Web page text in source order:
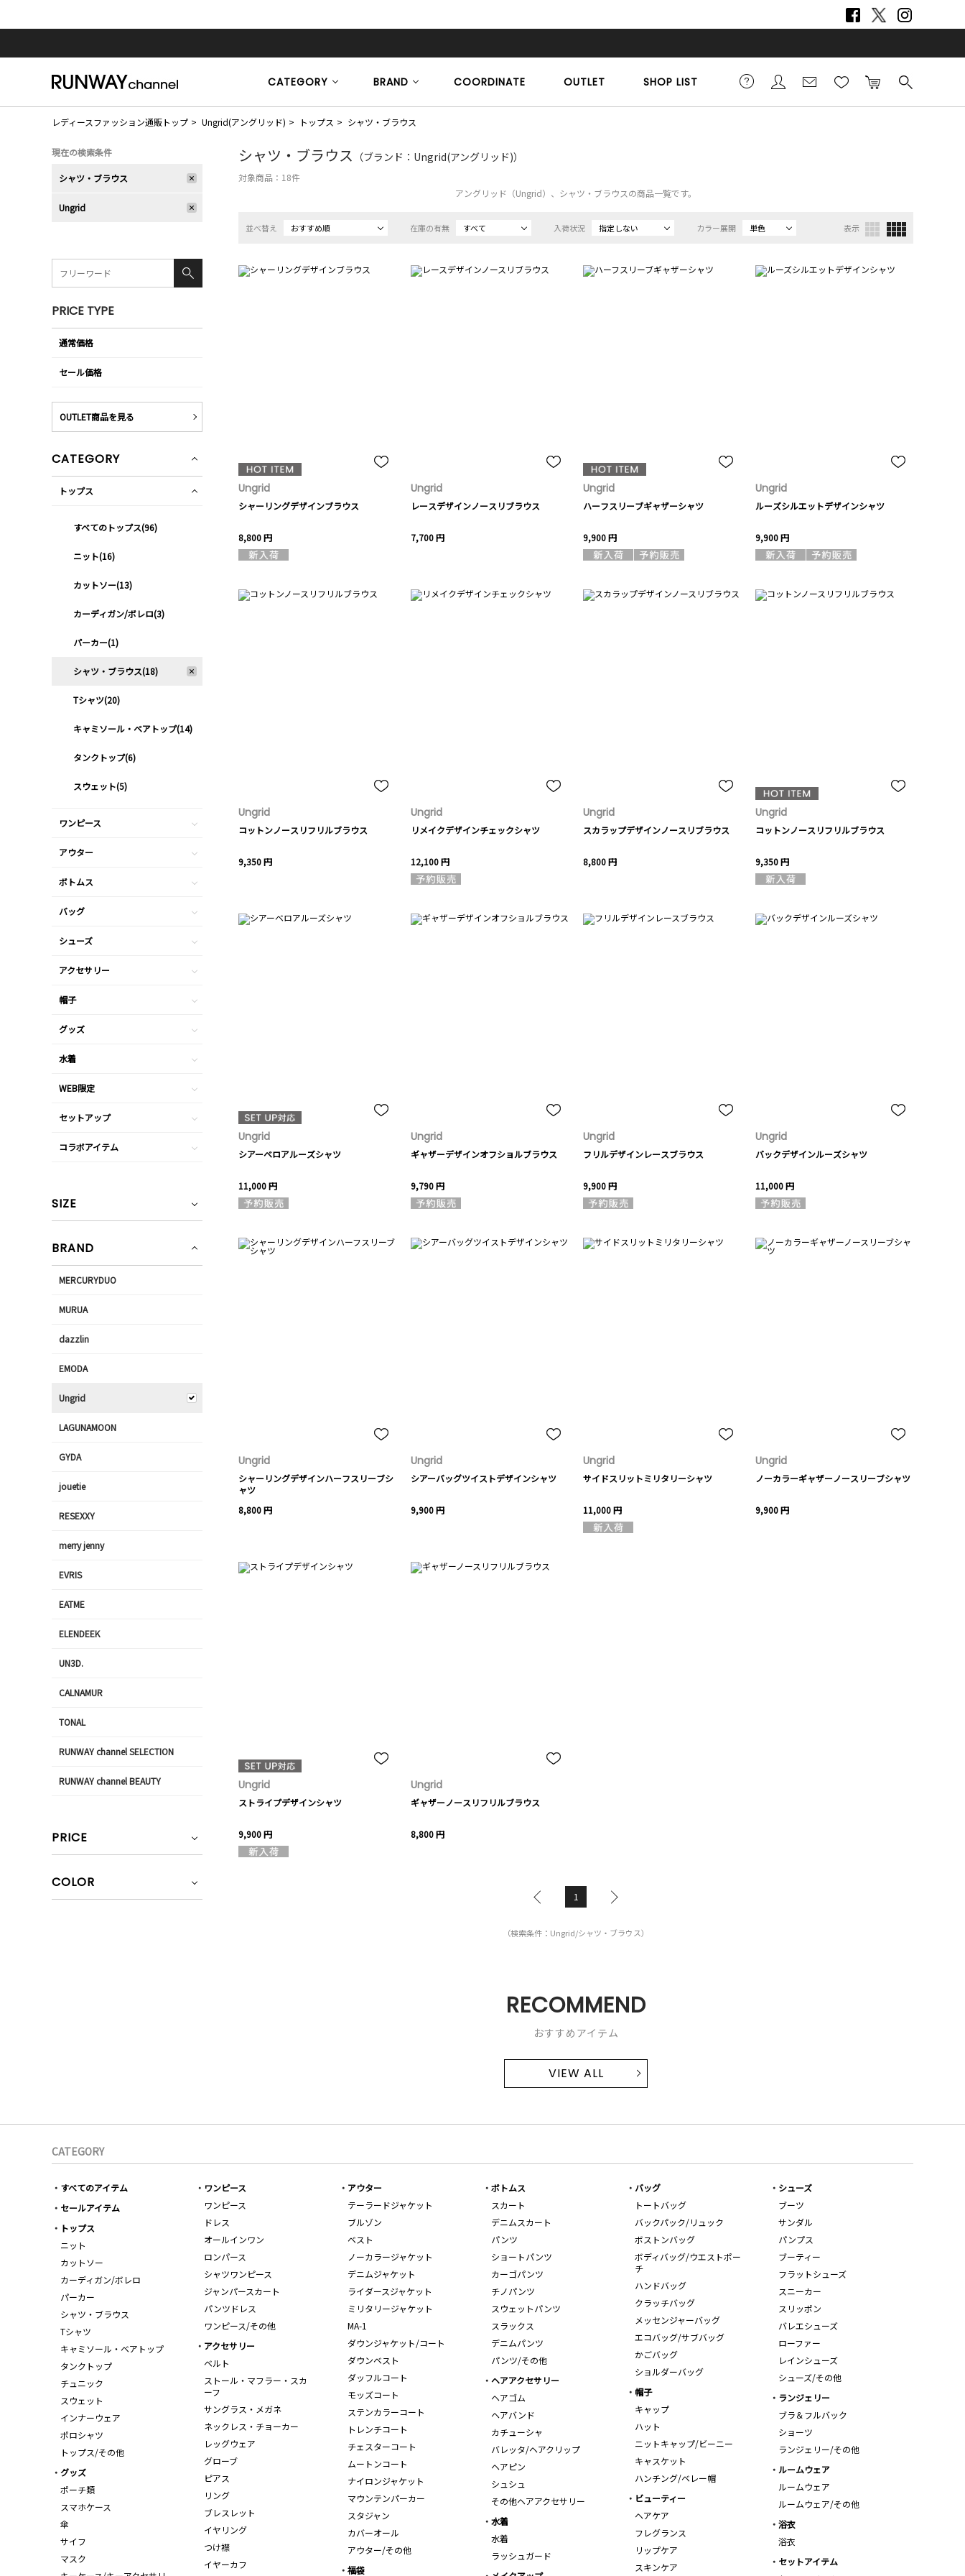
CATEGORY BRAND COORDINATE OUTLET SHOP LIST
レディースファッション通販トップ Ungrid(アングリッド) トップス シャツ・ブラウス
シャツ・ブラウス （ブランド：Ungrid(アングリッド)）
対象商品： 18件
アングリッド（Ungrid）、シャツ・ブラウスの商品一覧です。
並べ替え おすすめ順 在庫の有無 すべて 入荷状況 指定しない カラー展開 単色 表示
Ungrid
シャーリングデザインブラウス
8,800 円
Ungrid
レースデザインノースリブラウス
7,700 円
Ungrid
ハーフスリーブギャザーシャツ
9,900 円
Ungrid
ルーズシルエットデザインシャツ
9,900 円
Ungrid
コットンノースリフリルブラウス
9,350 円
Ungrid
リメイクデザインチェックシャツ
12,100 円
Ungrid
スカラップデザインノースリブラウス
8,800 円
Ungrid
コットンノースリフリルブラウス
9,350 円
Ungrid
シアーベロアルーズシャツ
11,000 円
Ungrid
ギャザーデザインオフショルブラウス
9,790 円
Ungrid
フリルデザインレースブラウス
9,900 円
Ungrid
バックデザインルーズシャツ
11,000 円
Ungrid
シャーリングデザインハーフスリーブシ
ャツ
8,800 円
Ungrid
シアーバッグツイストデザインシャツ
9,900 円
Ungrid
サイドスリットミリタリーシャツ
11,000 円
Ungrid
ノーカラーギャザーノースリーブシャツ
9,900 円
Ungrid
ストライプデザインシャツ
9,900 円
Ungrid
ギャザーノースリフリルブラウス
8,800 円
1
（検索条件：Ungrid/シャツ・ブラウス）
RECOMMEND
おすすめアイテム
VIEW ALL
現在の検索条件
シャツ・ブラウス
Ungrid
PRICE TYPE
通常価格
セール価格
OUTLET商品を見る
CATEGORY
トップス
すべてのトップス(96)
ニット(16)
カットソー(13)
カーディガン/ボレロ(3)
パーカー(1)
シャツ・ブラウス(18)
Tシャツ(20)
キャミソール・ベアトップ(14)
タンクトップ(6)
スウェット(5)
ワンピース
アウター
ボトムス
バッグ
シューズ
アクセサリー
帽子
グッズ
水着
WEB限定
セットアップ
コラボアイテム
SIZE
BRAND
MERCURYDUO
MURUA
dazzlin
EMODA
Ungrid
LAGUNAMOON
GYDA
jouetie
RESEXXY
merry jenny
EVRIS
EATME
ELENDEEK
UN3D.
CALNAMUR
TONAL
RUNWAY channel SELECTION
RUNWAY channel BEAUTY
PRICE
COLOR
CATEGORY
すべてのアイテム
セールアイテム
トップス
ニット
カットソー
カーディガン/ボレロ
パーカー
シャツ・ブラウス
Tシャツ
キャミソール・ベアトップ
タンクトップ
チュニック
スウェット
インナーウェア
ポロシャツ
トップス/その他
ワンピース
ワンピース
ドレス
オールインワン
ロンパース
シャツワンピース
ジャンパースカート
パンツドレス
ワンピース/その他
アウター
テーラードジャケット
ブルゾン
ベスト
ノーカラージャケット
デニムジャケット
ライダースジャケット
ミリタリージャケット
MA-1
ダウンジャケット/コート
ダウンベスト
ダッフルコート
モッズコート
ステンカラーコート
トレンチコート
チェスターコート
ムートンコート
ナイロンジャケット
マウンテンパーカー
スタジャン
カバーオール
アウター/その他
ボトムス
スカート
デニムスカート
パンツ
ショートパンツ
カーゴパンツ
チノパンツ
スウェットパンツ
スラックス
デニムパンツ
パンツ/その他
バッグ
トートバッグ
バックパック/リュック
ボストンバッグ
ボディバッグ/ウエストポー
チ
ハンドバッグ
クラッチバッグ
メッセンジャーバッグ
エコバッグ/サブバッグ
かごバッグ
ショルダーバッグ
シューズ
ブーツ
サンダル
パンプス
ブーティー
フラットシューズ
スニーカー
スリッポン
バレエシューズ
ローファー
レインシューズ
シューズ/その他
アクセサリー
ベルト
ストール・マフラー・スカ
ーフ
サングラス・メガネ
ネックレス・チョーカー
レッグウェア
グローブ
ピアス
リング
ブレスレット
イヤリング
つけ襟
イヤーカフ
ヘアアクセサリー
ヘアゴム
ヘアバンド
カチューシャ
バレッタ/ヘアクリップ
ヘアピン
シュシュ
その他ヘアアクセサリー
帽子
キャップ
ハット
ニットキャップ/ビーニー
キャスケット
ハンチング/ベレー帽
ランジェリー
ブラ＆フルバック
ショーツ
ランジェリー/その他
ルームウェア
ルームウェア
ルームウェア/その他
グッズ
ポーチ類
スマホケース
傘
サイフ
マスク
ビューティー
ヘアケア
フレグランス
リップケア
スキンケア
水着
水着
ラッシュガード
浴衣
浴衣
セットアイテム
福袋